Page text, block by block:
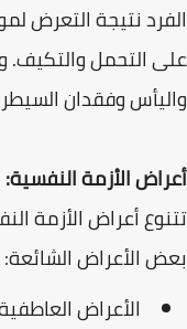
الفرد نتيجة التعرض
على التحمل والتكيف.
واليأس وفقدان
أعراض الأزمة النفسية:
تتنوع أعراض الأزمة
بعض الأعراض الشائعة:
الأعراض